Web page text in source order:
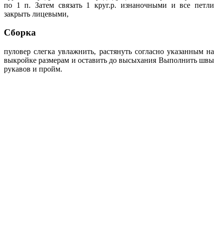
по 1 п. Затем связать 1 круг.р. изнаночными и все петли
закрыть лицевыми,
Сборка
пуловер слегка увлажнить, растянуть согласно указанным на
выкройке размерам и оставить до высыхания Выполнить швы
рукавов и пройм.